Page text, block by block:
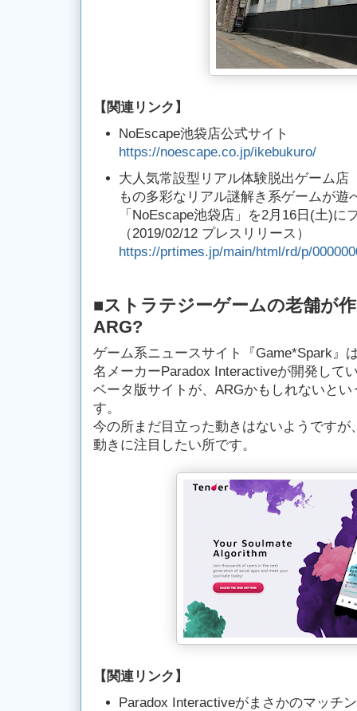
【 関連リンク 】
NoEscape池袋店公式サイト
https://noescape.co.jp/ikebukuro/
大人気常設型リアル体験脱出ゲーム店
もの多彩なリアル謎解き系ゲームが遊
「NoEscape池袋店」を2月16日(土)に
（2019/02/12 プレスリリース）
https://prtimes.jp/main/html/rd/p/
■ストラテジーゲームの老舗が
ARG?
ゲーム系ニュースサイト『Game*Spark』
名メーカーParadox Interactiveが開発して
ベータ版サイトが、ARGかもしれないと
す。
今の所まだ目立った動きはないようですが
動きに注目したい所です。
【 関連リンク 】
Paradox Interactiveがまさかのマッチ